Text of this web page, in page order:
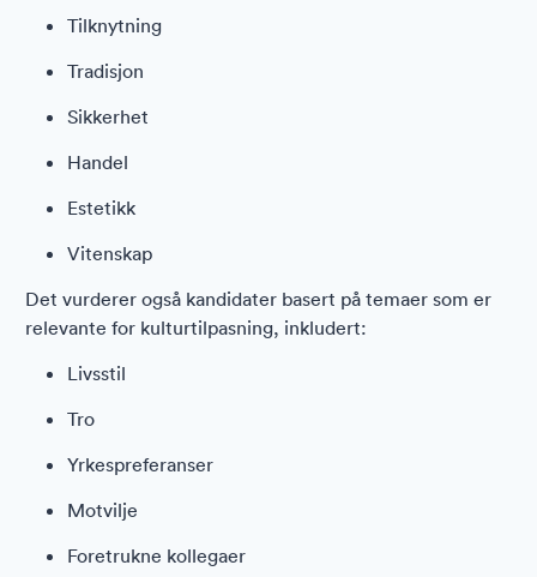
Tilknytning
Tradisjon
Sikkerhet
Handel
Estetikk
Vitenskap
Det vurderer også kandidater basert på temaer som er
relevante for kulturtilpasning, inkludert:
Livsstil
Tro
Yrkespreferanser
Motvilje
Foretrukne kollegaer